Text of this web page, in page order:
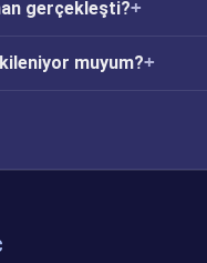
gerçekleşti?
muyum?